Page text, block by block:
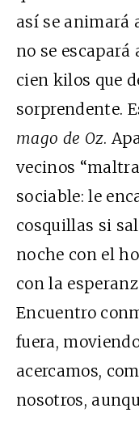
así se animará
no se escapará
cien kilos que
sorprendente.
mago de Oz.
vecinos
sociable: le
cosquillas si
noche con el
con la
Encuentro
fuera,
acercamos,
nosotros,